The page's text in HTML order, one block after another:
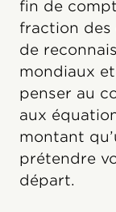
fin de
fraction des
de
mondiaux
penser au
aux
montant
prétendre
départ.